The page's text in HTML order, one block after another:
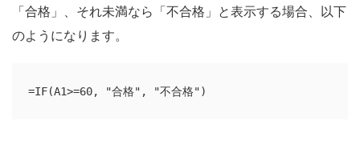
「合格」、それ未満なら「不合格」と表示する場合、以下
のようになります。
=IF(A1>=60, "合格", "不合格")